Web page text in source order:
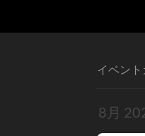
イベン